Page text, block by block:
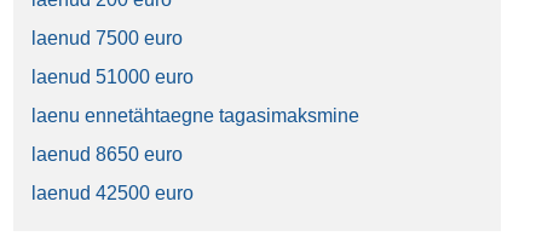
laenud 7500 euro
laenud 51000 euro
laenu ennetähtaegne tagasimaksmine
laenud 8650 euro
laenud 42500 euro